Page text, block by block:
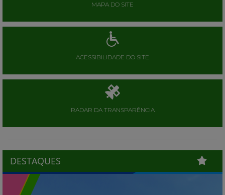
MAPA DO SITE
ACESSIBILIDADE DO SITE
RADAR DA TRANSPARÊNCIA
DESTAQUES